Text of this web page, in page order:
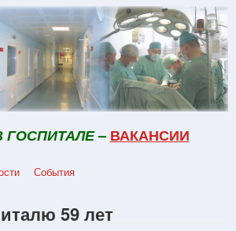
ГОСПИТАЛЕ– ВАКАНСИИ
События
59 лет